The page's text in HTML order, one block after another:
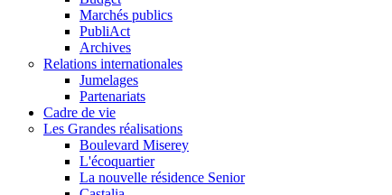
Marchés publics
PubliAct
Archives
Relations internationales
Jumelages
Partenariats
Cadre de vie
Les Grandes réalisations
Boulevard Miserey
L'écoquartier
La nouvelle résidence Senior